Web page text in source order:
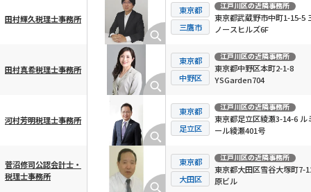
田村輝久税理士事務所
東京都
三鷹市
江戸川区の近隣事務所
東京都武蔵野市中町1-15-5
ノースヒルズ6F
田村真希税理士事務所
東京都
中野区
江戸川区の近隣事務所
東京都中野区本町2-1-8
YSGarden704
河村芳明税理士事務所
東京都
足立区
江戸川区の近隣事務所
東京都足立区綾瀬3-14-6 ル
ール綾瀬401号
菅沼修司公認会計士・
税理士事務所
東京都
大田区
江戸川区の近隣事務所
東京都大田区雪谷大塚町7-
原ビル